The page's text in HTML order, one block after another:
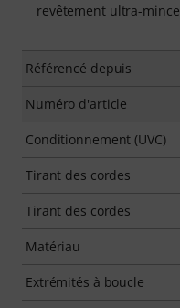
revêtement ultra-mince
Référencé depuis
Numéro d'article
Conditionnement (UVC)
Tirant des cordes
Tirant des cordes
Matériau
Extrémités à boucle